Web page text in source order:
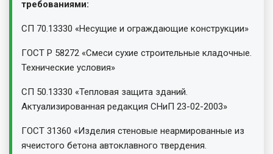
требованиями:
СП 70.13330 «Несущие и ограждающие конструкции»
ГОСТ Р 58272 «Смеси сухие строительные кладочные.
Технические условия»
СП 50.13330 «Тепловая защита зданий.
Актуализированная редакция СНиП 23-02-2003»
ГОСТ 31360 «Изделия стеновые неармированные из
ячеистого бетона автоклавного твердения.